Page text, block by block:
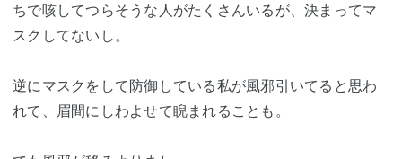
ちで咳してつらそうな人がたくさんいるが、決まってマ
スクしてないし。
逆にマスクをして防御している私が風邪引いてると思わ
れて、眉間にしわよせて睨まれることも。